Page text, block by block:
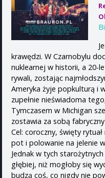
krawędzi. W Czarnobylu
nuklearnej w historii, a 20-
rywali, zostając
Ameryka żyje popkulturą i
zupełnie nieświadoma
Tymczasem w Michigan
zostawia za sobą
Cel: coroczny, święty
pot i polowanie na jelenie
Jednak w tych
głębiej, niż mogłoby się
budzą coś, co nigdy nie